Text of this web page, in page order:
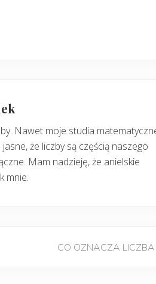
Nawet moje studia
że liczby są częścią naszego
Mam nadzieję, że anielskie
mnie.
CO OZNACZA